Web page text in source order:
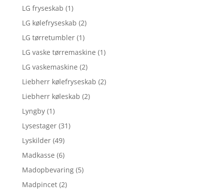
LG fryseskab (1)
LG kølefryseskab (2)
LG tørretumbler (1)
LG vaske tørremaskine (1)
LG vaskemaskine (2)
Liebherr kølefryseskab (2)
Liebherr køleskab (2)
Lyngby (1)
Lysestager (31)
Lyskilder (49)
Madkasse (6)
Madopbevaring (5)
Madpincet (2)